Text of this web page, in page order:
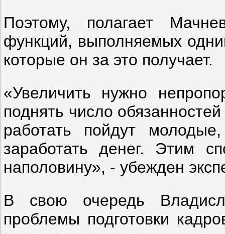
Поэтому, полагает
функций, выполняемых
которые он за это получает.
«Увеличить нужно
поднять число
работать пойдут
заработать денег. Этим
наполовину», - убежден
В свою очередь
проблемы подготовки